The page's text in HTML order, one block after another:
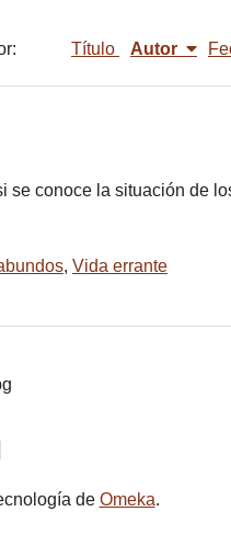
Título Autor
se conoce la situación de
, Vida errante
de Omeka.